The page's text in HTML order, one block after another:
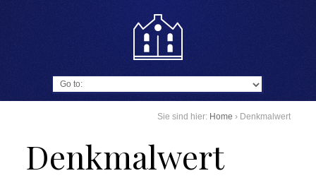
Sie sind hier: Home › Denkmalwert
Denkmalwert